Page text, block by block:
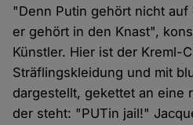
"Denn Putin gehört nicht
er gehört in den Knast",
Künstler. Hier ist der Kreml-
Sträflingskleidung und mit
dargestellt, gekettet an eine
der steht: "PUTin jail!"